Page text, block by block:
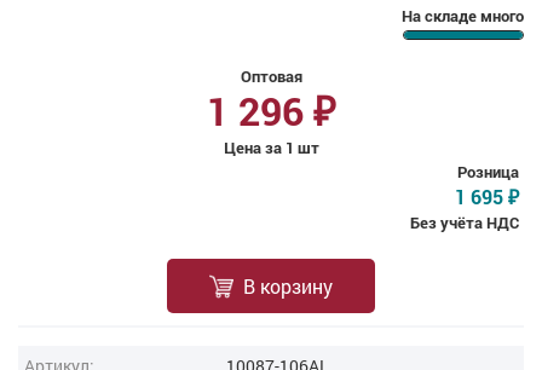
На складе много
Оптовая
1 296 ₽
Цена за 1 шт
Розница
1 695 ₽
Без учёта НДС
В корзину